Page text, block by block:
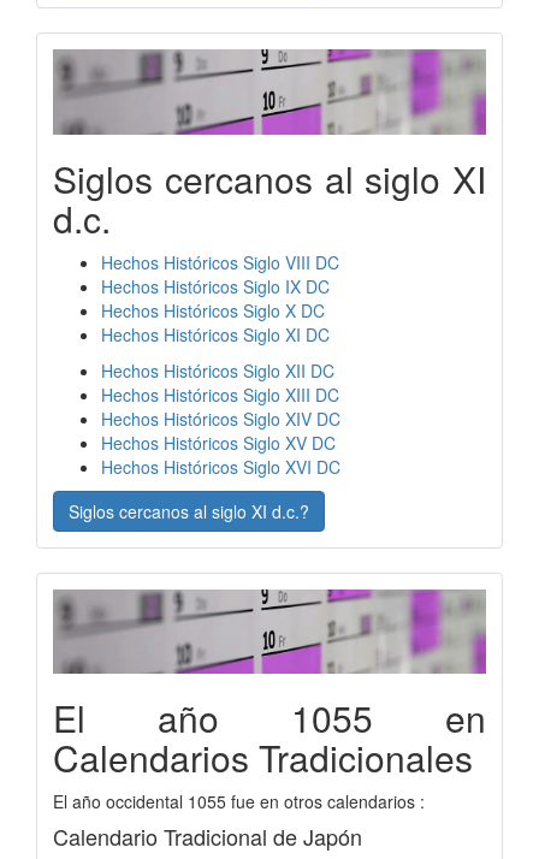
Siglos cercanos al siglo XI
d.c.
Hechos Históricos Siglo VIII DC
Hechos Históricos Siglo IX DC
Hechos Históricos Siglo X DC
Hechos Históricos Siglo XI DC
Hechos Históricos Siglo XII DC
Hechos Históricos Siglo XIII DC
Hechos Históricos Siglo XIV DC
Hechos Históricos Siglo XV DC
Hechos Históricos Siglo XVI DC
Siglos cercanos al siglo XI d.c.?
El año 1055 en
Calendarios Tradicionales
El año occidental 1055 fue en otros calendarios :
Calendario Tradicional de Japón